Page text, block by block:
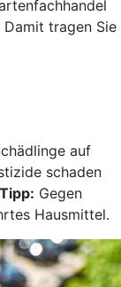
Damit tragen Sie
auf
schaden
Tipp: Gegen
Hausmittel.